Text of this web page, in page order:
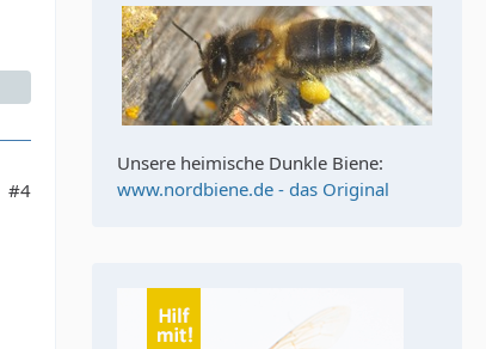
#4
Unsere heimische Dunkle Biene:
www.nordbiene.de - das Original